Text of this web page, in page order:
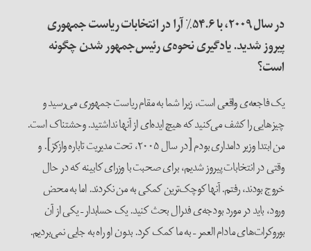
در سال۲۰۰۹، با۵۴.۶٪آرا در انتخابات ریاست جمهوری
پیروز شدید. یادگیری نحوه‌ی رئیس‌جمهور شدن چگونه
است؟
یک فاجعه‌ی واقعی است، زیرا شما به مقام ریاست جمهوری می‌رسید و
چیزهایی را کشف می‌کنید که هیچ ایده‌ای از آنها نداشتید. وحشتناک است.
من ابتدا وزیر دامداری بودم [در سال ۲۰۰۵، تحت مدیریت تاباره وازکز]. و
وقتی در انتخابات پیروز شدیم، برای صحبت با وزرای کابینه که در حال
خروج بودند، رفتم. آنها کوچک‌ترین کمکی به من نکردند. اما به محض
ورود، باید در مورد بودجه‌ی فدرال بحث کنید. یک حسابدار – یکی از آن
بوروکرات‌های مادام العمر – به ما کمک کرد. بدون او راه به جایی نمی‌بردیم.